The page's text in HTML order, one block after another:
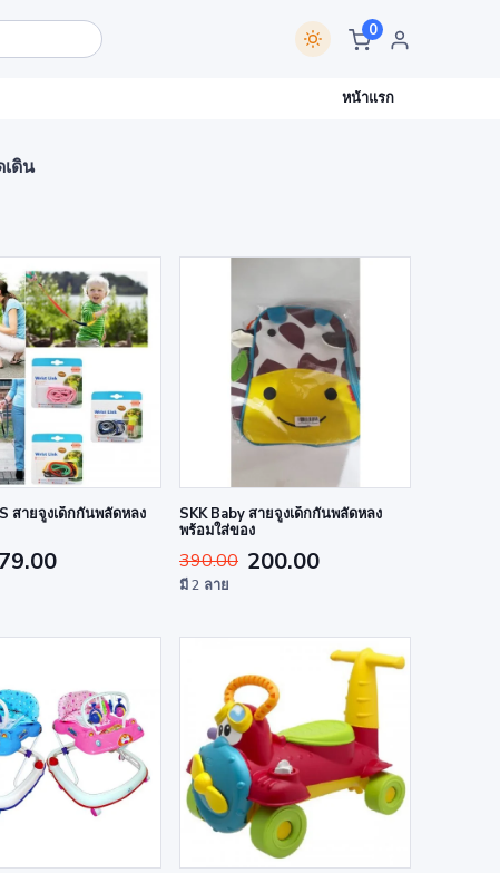
0
หน้าแรก
ดิน
สายจูงเด็กกันพลัดหลง
79.00
SKK Baby สายจูงเด็กกันพลัดหลง
พร้อมใส่ของ
390.00 200.00
มี 2 ลาย